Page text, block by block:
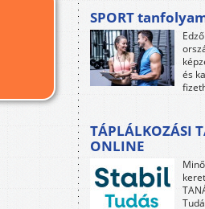
SPORT
és
TÁPLÁLKOZÁSI
ONLINE